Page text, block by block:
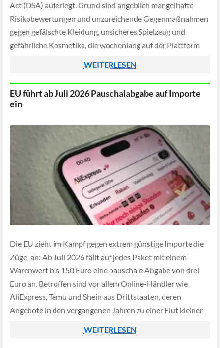
Act (DSA) auferlegt. Grund sind angeblich mangelhafte
Risikobewertungen und unzureichende Gegenmaßnahmen
gegen gefälschte Kleidung, unsicheres Spielzeug und
gefährliche Kosmetika, die wochenlang auf der Plattform
WEITERLESEN
EU führt ab Juli 2026 Pauschalabgabe auf Importe
ein
Die EU zieht im Kampf gegen extrem günstige Importe die
Zügel an: Ab Juli 2026 fällt auf jedes Paket mit einem
Warenwert bis 150 Euro eine pauschale Abgabe von drei
Euro an. Betroffen sind vor allem Online-Händler wie
AliExpress, Temu und Shein aus Drittstaaten, deren
Angebote in den vergangenen Jahren zu einer Flut kleiner
WEITERLESEN